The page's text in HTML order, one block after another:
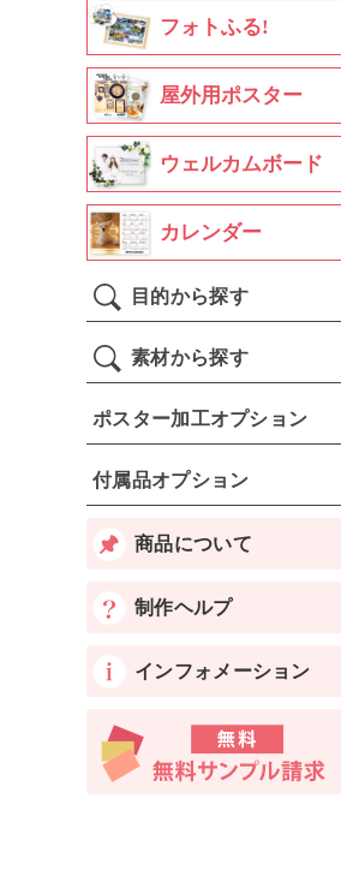
フォトふる!
屋外用ポスター
ウェルカムボード
カレンダー
目的から探す
素材から探す
ポスター加工オプション
付属品オプション
商品について
制作ヘルプ
インフォメーション